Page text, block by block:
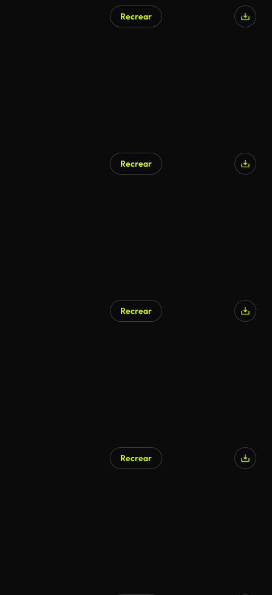
Recrear
Recrear
Recrear
Recrear